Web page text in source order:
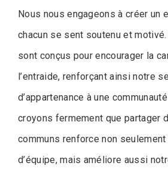
Nous nous engageons à créer un
chacun se sent soutenu et
sont conçus pour encourager la
l’entraide, renforçant ainsi notre
d’appartenance à une
croyons fermement que partager
communs renforce non
d’équipe, mais améliore aussi